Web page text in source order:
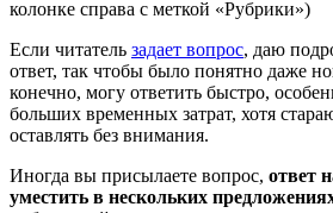
колонке справа с меткой «Рубрики»)
Если читатель задает вопрос, даю
ответ, так чтобы было понятно даже
конечно, могу ответить быстро,
больших временных затрат, хотя
оставлять без внимания.
Иногда вы присылаете вопрос, ответ
уместить в нескольких